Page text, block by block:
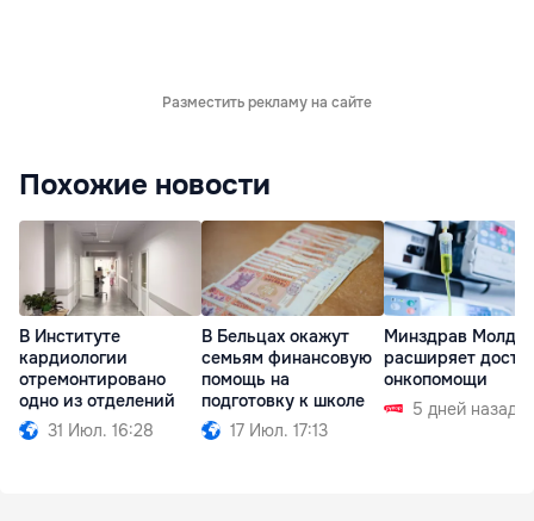
Разместить рекламу на сайте
Похожие новости
В Институте
кардиологии
отремонтировано
одно из отделений
31 Июл. 16:28
В Бельцах окажут
семьям финансовую
помощь на
подготовку к школе
17 Июл. 17:13
Минздрав
расширяет
онкопомощи
5 дней назад